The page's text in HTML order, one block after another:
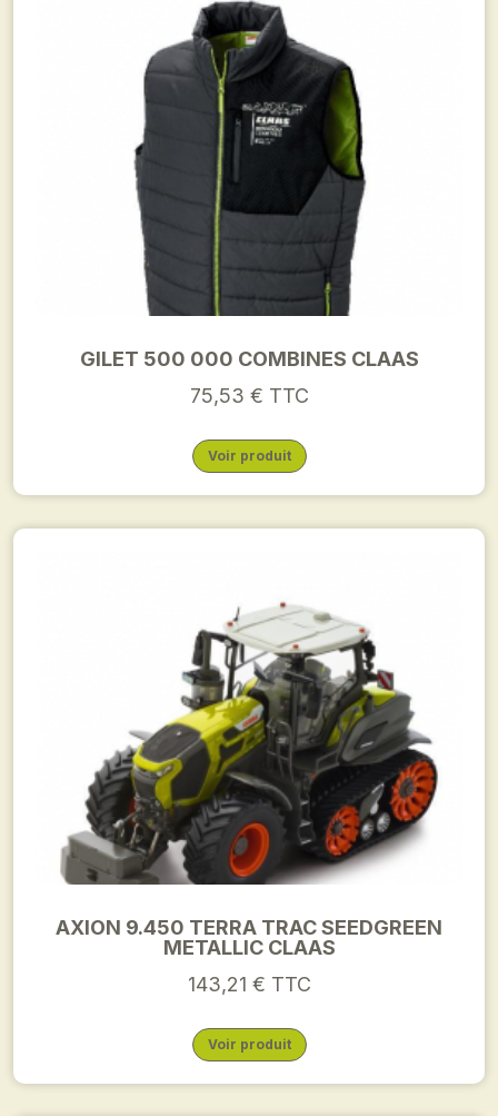
GILET 500 000 COMBINES CLAAS
75,53 € TTC
Voir produit
AXION 9.450 TERRA TRAC SEEDGREEN
METALLIC CLAAS
143,21 € TTC
Voir produit